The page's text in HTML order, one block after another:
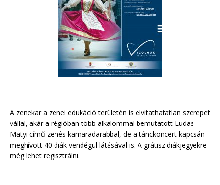
A zenekar a zenei edukáció területén is elvitathatatlan szerepet
vállal, akár a régióban több alkalommal bemutatott Ludas
Matyi című zenés kamaradarabbal, de a tánckoncert kapcsán
meghívott 40 diák vendégül látásával is. A grátisz diákjegyekre
még lehet regisztrálni.